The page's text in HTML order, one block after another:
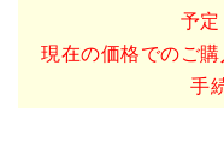
予定
現在の価格でのご
手